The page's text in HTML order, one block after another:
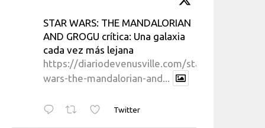
STAR WARS: THE MANDALORIAN
AND GROGU crítica: Una galaxia
cada vez más lejana
https://diariodevenusville.com/star-
wars-the-mandalorian-and...
Twitter